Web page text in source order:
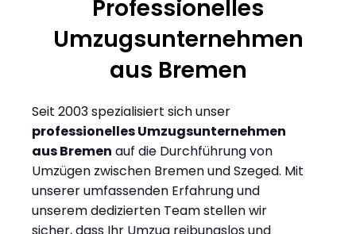
Professionelles
Umzugsunternehmen
aus Bremen
Seit 2003 spezialisiert sich unser
professionelles Umzugsunternehmen
aus Bremen auf die Durchführung von
Umzügen zwischen Bremen und Szeged. Mit
unserer umfassenden Erfahrung und
unserem dedizierten Team stellen wir